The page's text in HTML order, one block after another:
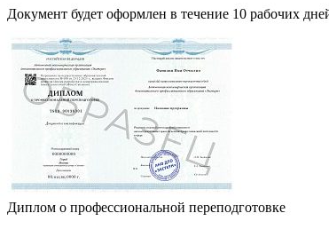
Документ будет оформлен в течение 10 рабочих
Диплом о профессиональной переподготовке